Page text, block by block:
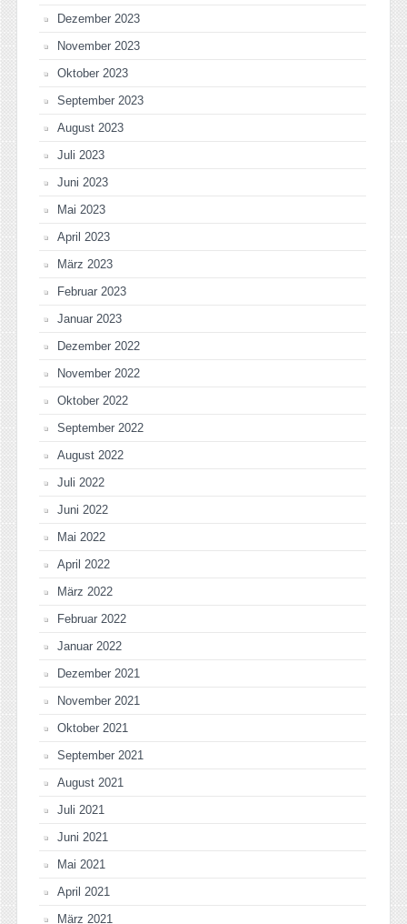
Dezember 2023
November 2023
Oktober 2023
September 2023
August 2023
Juli 2023
Juni 2023
Mai 2023
April 2023
März 2023
Februar 2023
Januar 2023
Dezember 2022
November 2022
Oktober 2022
September 2022
August 2022
Juli 2022
Juni 2022
Mai 2022
April 2022
März 2022
Februar 2022
Januar 2022
Dezember 2021
November 2021
Oktober 2021
September 2021
August 2021
Juli 2021
Juni 2021
Mai 2021
April 2021
März 2021